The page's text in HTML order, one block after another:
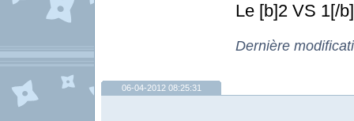
Le [b]2 VS 1[/
Dernière
06-04-2012 08:25:31